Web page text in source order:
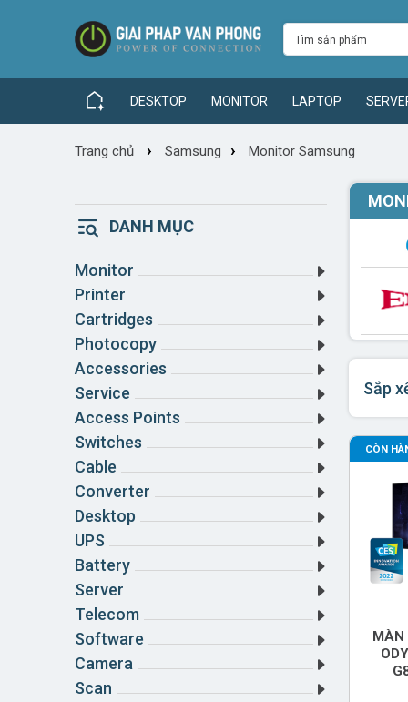
DESKTOP MONITOR LAPTOP
Trang chủ › Samsung › Monitor Samsung
DANH MỤC
Monitor
Printer
Cartridges
Photocopy
Accessories
Service
Access Points
Switches
Cable
Converter
Desktop
UPS
Battery
Server
Telecom
Software
Camera
Scan
Sắp
CÒN
MÀN